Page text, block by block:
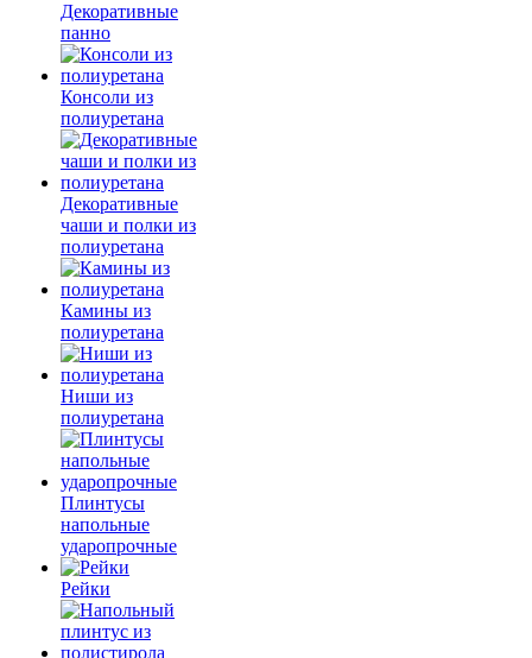
Декоративные
панно
Консоли из
полиуретана
Декоративные
чаши и полки из
полиуретана
Камины из
полиуретана
Ниши из
полиуретана
Плинтусы
напольные
ударопрочные
Рейки